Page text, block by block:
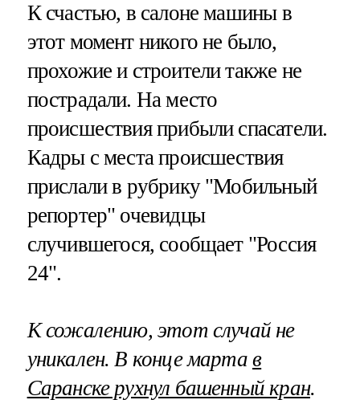
К счастью, в салоне машины в
этот момент никого не было,
прохожие и строители также не
пострадали. На место
происшествия прибыли спасатели.
Кадры с места происшествия
прислали в рубрику "Мобильный
репортер" очевидцы
случившегося, сообщает "Россия
24".
К сожалению, этот случай не
уникален. В конце мартав
Саранске рухнул башенный кран.